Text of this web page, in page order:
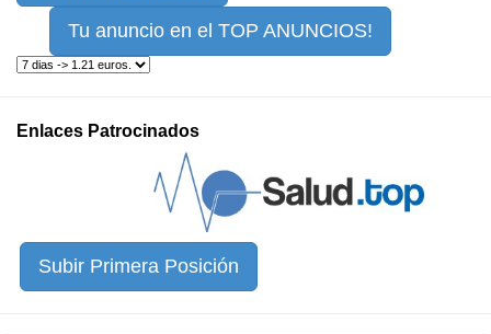
Tu anuncio en el TOP ANUNCIOS!
Enlaces Patrocinados
Subir Primera Posición